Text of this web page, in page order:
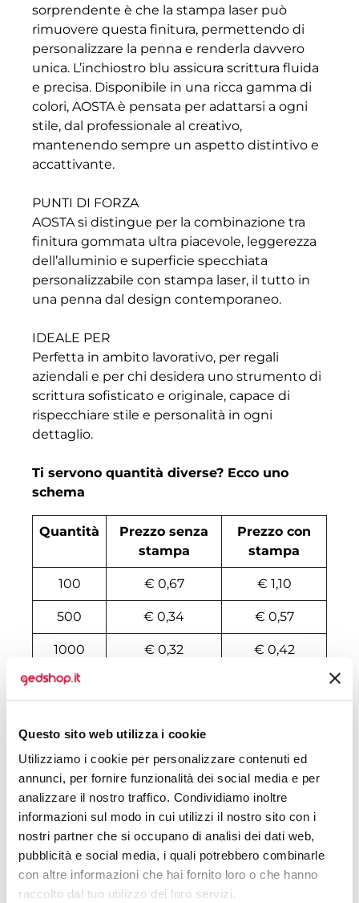
Questo sito web utilizza i cookie
Utilizziamo i cookie per personalizzare contenuti ed
annunci, per fornire funzionalità dei social media e per
analizzare il nostro traffico. Condividiamo inoltre
informazioni sul modo in cui utilizzi il nostro sito con i
nostri partner che si occupano di analisi dei dati web,
pubblicità e social media, i quali potrebbero combinarle
con altre informazioni che hai fornito loro o che hanno
raccolto dal tuo utilizzo dei loro servizi.
sorprendente è che la stampa laser può
rimuovere questa finitura, permettendo di
personalizzare la penna e renderla davvero
unica. L’inchiostro blu assicura scrittura fluida
e precisa. Disponibile in una ricca gamma di
colori, AOSTA è pensata per adattarsi a ogni
stile, dal professionale al creativo,
mantenendo sempre un aspetto distintivo e
accattivante.
PUNTI DI FORZA
AOSTA si distingue per la combinazione tra
finitura gommata ultra piacevole, leggerezza
dell’alluminio e superficie specchiata
personalizzabile con stampa laser, il tutto in
una penna dal design contemporaneo.
IDEALE PER
Perfetta in ambito lavorativo, per regali
aziendali e per chi desidera uno strumento di
scrittura sofisticato e originale, capace di
rispecchiare stile e personalità in ogni
dettaglio.
Ti servono quantità diverse? Ecco uno
schema
Quantità
Prezzo senza
stampa
Prezzo con
stampa
100 € 0,67 € 1,10
500 € 0,34 € 0,57
1000 € 0,32 € 0,42
2000
5000 € 0,30 € 0,36
6000 € 0,30 € 0,34
7000 € 0,30 € 0,34
8000 € 0,30 € 0,34